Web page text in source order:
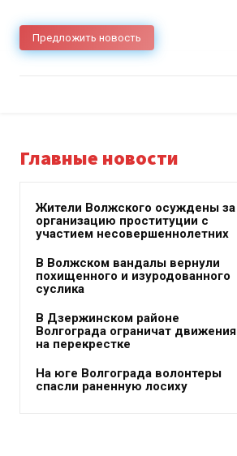
Предложить новость
Главные новости
Жители Волжского осуждены за
организацию проституции с
участием несовершеннолетних
В Волжском вандалы вернули
похищенного и изуродованного
суслика
В Дзержинском районе
Волгограда ограничат движения
на перекрестке
На юге Волгограда волонтеры
спасли раненную лосиху